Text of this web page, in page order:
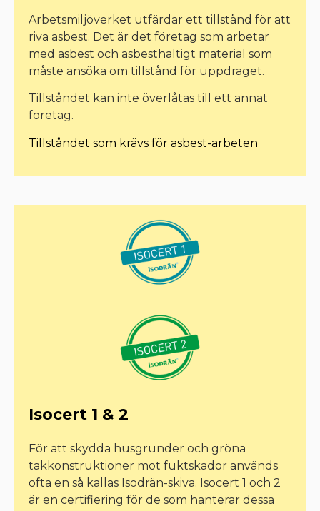
Arbetsmiljöverket utfärdar ett tillstånd för att
riva asbest. Det är det företag som arbetar
med asbest och asbesthaltigt material som
måste ansöka om tillstånd för uppdraget.
Tillståndet kan inte överlåtas till ett annat
företag.
Tillståndet som krävs för asbest-arbeten
Isocert 1 & 2
För att skydda husgrunder och gröna
takkonstruktioner mot fuktskador används
ofta en så kallas Isodrän-skiva. Isocert 1 och 2
är en certifiering för de som hanterar dessa